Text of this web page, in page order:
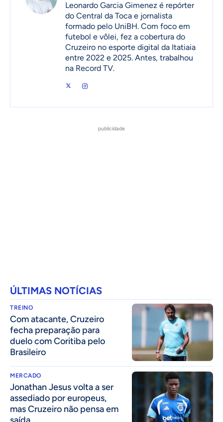
Leonardo Garcia Gimenez é repórter
do Central da Toca e jornalista
formado pelo UniBH. Com foco em
futebol e vôlei, fez a cobertura do
Cruzeiro no esporte digital da Itatiaia
entre 2022 e 2025. Antes, trabalhou
na Record TV.
publicidade
ÚLTIMAS NOTÍCIAS
TREINO
Com atacante, Cruzeiro
fecha preparação para
duelo com Coritiba pelo
Brasileiro
MERCADO
Jonathan Jesus volta a ser
assediado por europeus,
mas Cruzeiro não pensa em